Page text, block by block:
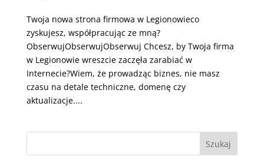
Twoja nowa strona firmowa w Legionowieco
zyskujesz, współpracując ze mną?
ObserwujObserwujObserwuj Chcesz, by Twoja firma
w Legionowie wreszcie zaczęła zarabiać w
Internecie?Wiem, że prowadząc biznes, nie masz
czasu na detale techniczne, domenę czy
aktualizacje....